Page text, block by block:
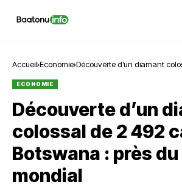
Accueil Economie Découverte d’un diamant
ECONOMIE
Découverte d’un
colossal de 2 492
Botswana : près
mondial